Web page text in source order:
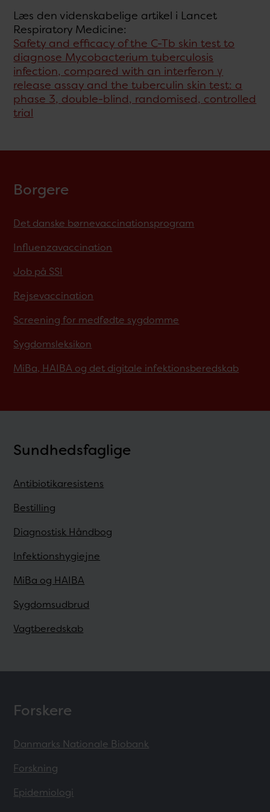
Læs den videnskabelige artikel i Lancet
Respiratory Medicine:
Safety and efficacy of the C-Tb skin test to
diagnose Mycobacterium tuberculosis
infection, compared with an interferon γ
release assay and the tuberculin skin test: a
phase 3, double-blind, randomised, controlled
trial
Borgere
Det danske børnevaccinationsprogram
Influenzavaccination
Job på SSI
Rejsevaccination
Screening for medfødte sygdomme
Sygdomsleksikon
MiBa, HAIBA og det digitale infektionsberedskab
Sundhedsfaglige
Antibiotikaresistens
Bestilling
Diagnostisk Håndbog
Infektionshygiejne
MiBa og HAIBA
Sygdomsudbrud
Vagtberedskab
Forskere
Danmarks Nationale Biobank
Forskning
Epidemiologi